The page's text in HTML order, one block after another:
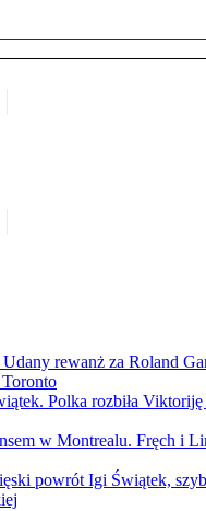
rewanż za Roland
Polka rozbiła
w Montrealu. Fręch i
powrót Igi Świątek,